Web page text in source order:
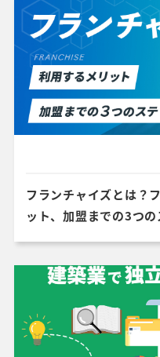
フランチャイズとは？
ット、加盟までの3つ